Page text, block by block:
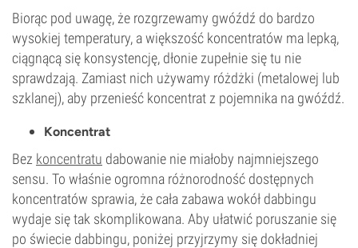
Biorąc pod uwagę, że rozgrzewamy gwóźdź do bardzo
wysokiej temperatury, a większość koncentratów ma lepką,
ciągnącą się konsystencję, dłonie zupełnie się tu nie
sprawdzają. Zamiast nich używamy różdżki (metalowej lub
szklanej), aby przenieść koncentrat z pojemnika na gwóźdź.
Koncentrat
Bez koncentratu dabowanie nie miałoby najmniejszego
sensu. To właśnie ogromna różnorodność dostępnych
koncentratów sprawia, że cała zabawa wokół dabbingu
wydaje się tak skomplikowana. Aby ułatwić poruszanie się
po świecie dabbingu, poniżej przyjrzymy się dokładniej